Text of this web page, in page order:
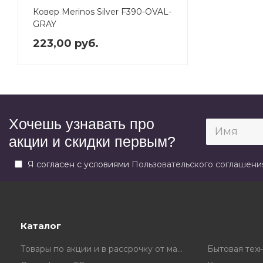
Ковер Merinos Silver F390-OVAL-
GRAY
223,00 руб.
Хочешь узнавать про
акции и скидки первым?
Я согласен с условиями Пользовательского
Каталог
Товары по акции и в рассрочку от магазина
Бытовая